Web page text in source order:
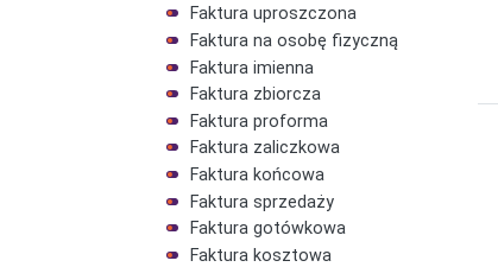
Faktura uproszczona
Faktura na osobę fizyczną
Faktura imienna
Faktura zbiorcza
Faktura proforma
Faktura zaliczkowa
Faktura końcowa
Faktura sprzedaży
Faktura gotówkowa
Faktura kosztowa